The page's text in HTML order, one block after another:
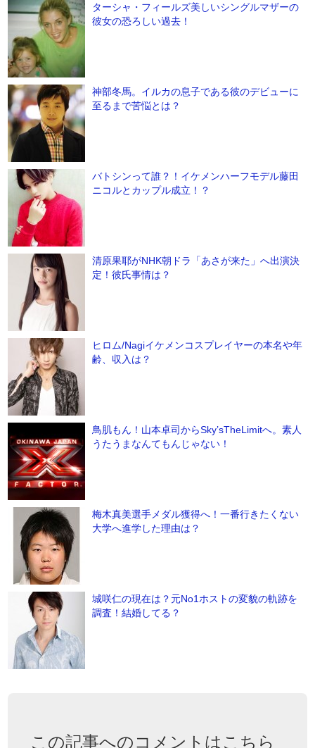
ターシャ・フィールズ美しいシングルマザーの
彼女の恐ろしい過去！
神部冬馬。イルカの息子である彼のデビューに
至るまで苦悩とは？
バトシンって誰？！イケメンハーフモデル藤田
ニコルとカップル成立！？
清原果耶がNHK朝ドラ「あさが来た」へ出演決
定！彼氏事情は？
ヒロム/Nagiイケメンコスプレイヤーの本名や年
齢、収入は？
鳥肌もん！山本卓司からSky’sTheLimitへ。素人
うたうまなんてもんじゃない！
梅木真美選手メダル獲得へ！一番行きたくない
大学へ進学した理由は？
城咲仁の現在は？元No1ホストの変貌の軌跡を
調査！結婚してる？
この記事へのコメントはこちら